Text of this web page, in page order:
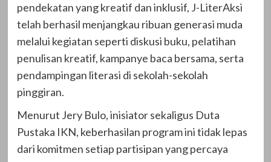
pendekatan yang kreatif dan inklusif, J-LiterAksi
telah berhasil menjangkau ribuan generasi muda
melalui kegiatan seperti diskusi buku, pelatihan
penulisan kreatif, kampanye baca bersama, serta
pendampingan literasi di sekolah-sekolah
pinggiran.
Menurut Jery Bulo, inisiator sekaligus Duta
Pustaka IKN, keberhasilan program ini tidak lepas
dari komitmen setiap partisipan yang percaya